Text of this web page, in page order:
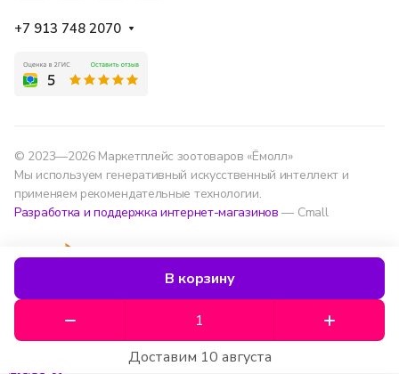
В корзину
Доставим 10 августа
+7 913 748 2070
© 2023—2026 Маркетплейс зоотоваров «Ёмолл»
Мы используем генеративный искусственный интеллект и
применяем рекомендательные технологии.
Разработка и поддержка интернет-магазинов — Cmall
Конфиденциальность Оферта
Мы используем данные для удобства, улучшения
сервиса и аналитики — согласно
обработки данных
Хорошо